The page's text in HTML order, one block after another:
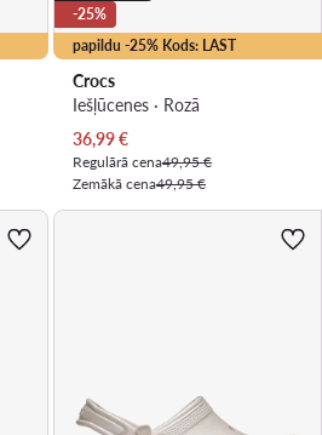
papildu -25% Kods: LAST
-25%
Crocs
Iešļūcenes · Rozā
Pašreizējā cena
36,99€
Regulārā cena49,95 €
Zemākā cena49,95 €